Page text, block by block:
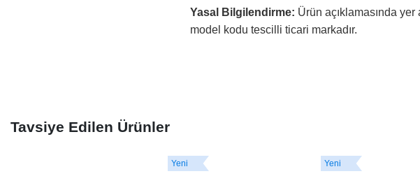
Yasal Bilgilendirme: Ürün açıklamasında
model kodu tescilli ticari markadır.
Tavsiye Edilen Ürünler
Yeni